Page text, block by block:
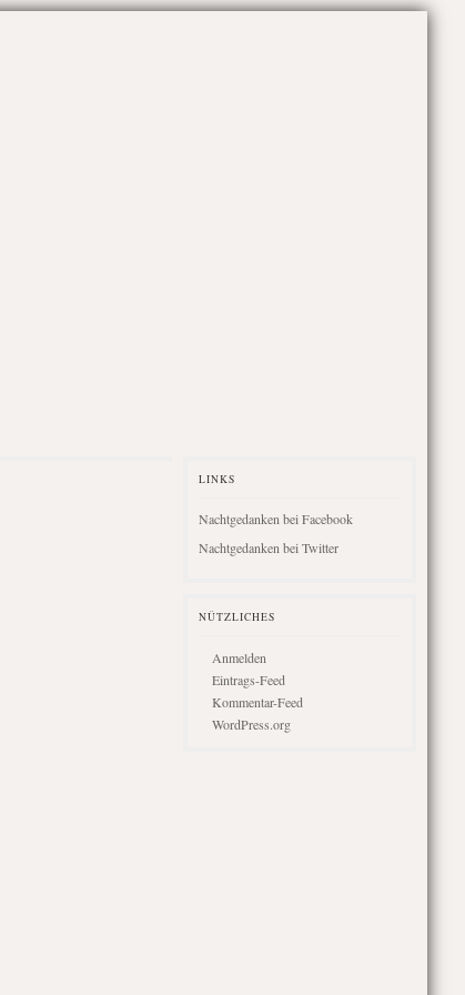
LINKS
Nachtgedanken bei Facebook
Nachtgedanken bei Twitter
NÜTZLICHES
Anmelden
Eintrags-Feed
Kommentar-Feed
WordPress.org